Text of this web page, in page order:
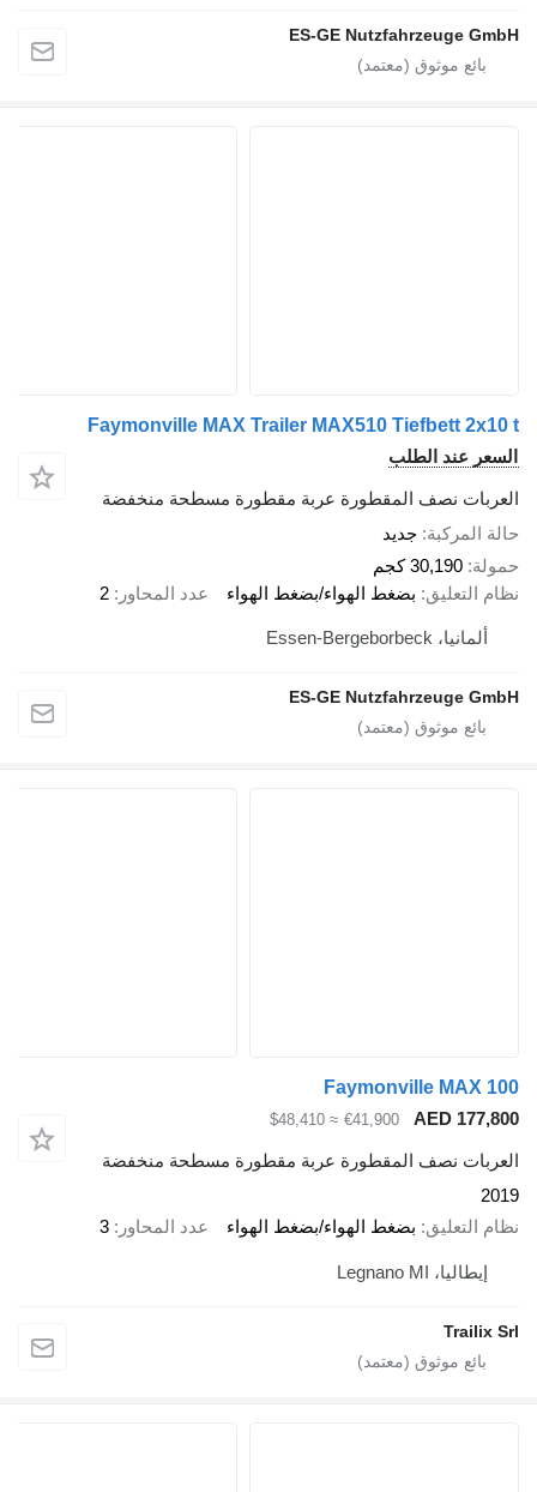
ES-GE Nutzfahrzeuge GmbH
Faymonville MAX Trailer MAX510 Tiefbett 2x10 t
السعر عند الطلب
العربات نصف المقطورة عربة مقطورة مسطحة منخفضة
حالة المركبة جديد
حمولة 30,190 كجم
نظام التعليق بضغط الهواء/بضغط الهواء عدد المحاور 2
ألمانيا، Essen-Bergeborbeck
ES-GE Nutzfahrzeuge GmbH
Faymonville MAX 100
AED 177,800
€41,900
≈ $48,410
العربات نصف المقطورة عربة مقطورة مسطحة منخفضة
2019
نظام التعليق بضغط الهواء/بضغط الهواء عدد المحاور 3
إيطاليا، Legnano MI
Trailix Srl